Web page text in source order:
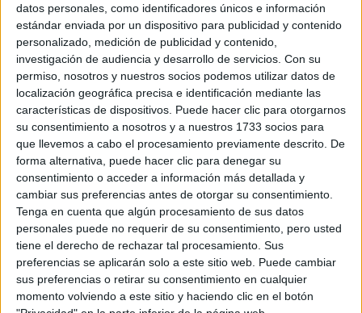
datos personales, como identificadores únicos e información
estándar enviada por un dispositivo para publicidad y contenido
personalizado, medición de publicidad y contenido,
investigación de audiencia y desarrollo de servicios. Con su
permiso, nosotros y nuestros socios podemos utilizar datos de
localización geográfica precisa e identificación mediante las
características de dispositivos. Puede hacer clic para otorgarnos
su consentimiento a nosotros y a nuestros 1733 socios para
que llevemos a cabo el procesamiento previamente descrito. De
forma alternativa, puede hacer clic para denegar su
consentimiento o acceder a información más detallada y
cambiar sus preferencias antes de otorgar su consentimiento.
Tenga en cuenta que algún procesamiento de sus datos
personales puede no requerir de su consentimiento, pero usted
tiene el derecho de rechazar tal procesamiento. Sus
preferencias se aplicarán solo a este sitio web. Puede cambiar
sus preferencias o retirar su consentimiento en cualquier
momento volviendo a este sitio y haciendo clic en el botón
Duración:
1 años
Créditos ECTS:
60
Idiomas en los que se
imparte:
Castellano
Centro:
Universidad Internacional
de La Rioja
Tipo de centro:
Universidad Privada
Lugar donde se
imparte:
Online
Dirección:
Avda de la Paz, 137
26006 Logroño
La Rioja